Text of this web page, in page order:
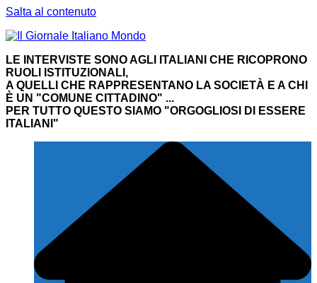
Salta al contenuto
LE INTERVISTE SONO AGLI ITALIANI CHE RICOPRONO
RUOLI ISTITUZIONALI,
A QUELLI CHE RAPPRESENTANO LA SOCIETÀ E A CHI
È UN "COMUNE CITTADINO" ...
PER TUTTO QUESTO SIAMO "ORGOGLIOSI DI ESSERE
ITALIANI"